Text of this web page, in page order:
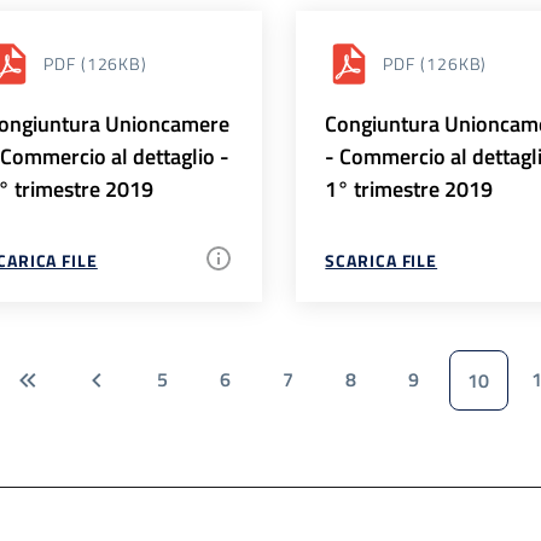
PDF (126KB)
Unioncamere
al dettaglio -
trimestre 2019
FILE
PDF (126KB)
Congiuntura
- Commercio al
1° trimestre 2019
SCARICA FILE
5 6 7 8 9 10